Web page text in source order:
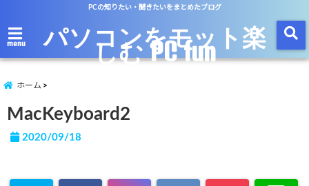
PCの知りたい・聞きたいをまとめたブログ
menu パソコンをモット楽
しむ PC fun
ホーム
MacKeyboard2
2020/09/18